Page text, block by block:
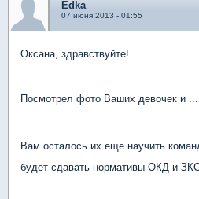
Edka
07 июня 2013 - 01:55
Оксана, здравствуйте!
Посмотрел фото Ваших девочек и
Вам осталось их еще научить
будет сдавать нормативы ОКД и